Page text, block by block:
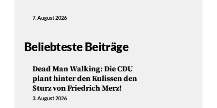
7. August 2026
Beliebteste Beiträge
Dead Man Walking: Die CDU
plant hinter den Kulissen den
Sturz von Friedrich Merz!
3. August 2026